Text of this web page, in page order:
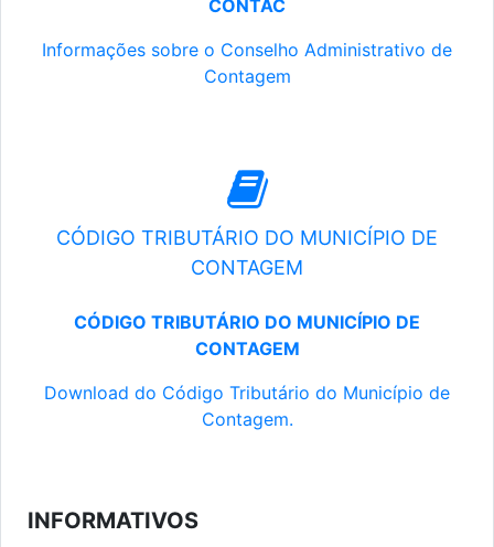
CONTAC
Informações sobre o Conselho Administrativo de
Contagem
CÓDIGO TRIBUTÁRIO DO MUNICÍPIO DE
CONTAGEM
CÓDIGO TRIBUTÁRIO DO MUNICÍPIO DE
CONTAGEM
Download do Código Tributário do Município de
Contagem.
INFORMATIVOS